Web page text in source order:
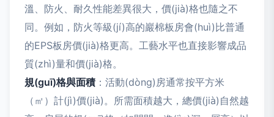
溫、防火、耐久性能差異很大，價(jià)格也隨之不
同。例如，防火等級(jí)高的巖棉板房會(huì)比普通
的EPS板房價(jià)格更高。工藝水平也直接影響成品
質(zhì)量和價(jià)格。
規(guī)格與面積 ：活動(dòng)房通常按平方米
（㎡）計(jì)價(jià)。所需面積越大，總價(jià)自然越